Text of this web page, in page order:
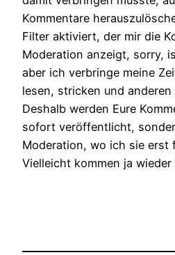
Kommentare
Filter aktiviert, der mir die
Moderation anzeigt, sorry,
aber ich verbringe meine
lesen, stricken und
Deshalb werden Eure
sofort veröffentlicht,
Moderation, wo ich sie erst
Vielleicht kommen ja